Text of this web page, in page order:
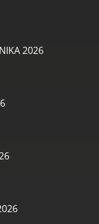
2026